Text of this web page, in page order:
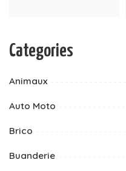
Categories
Animaux
Auto Moto
Brico
Buanderie